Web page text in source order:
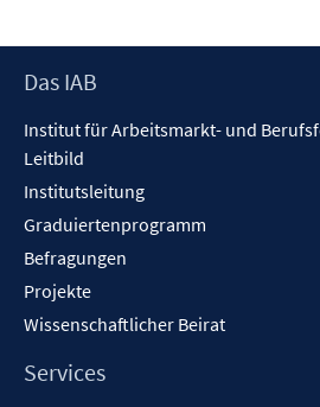
Footer
Das IAB
Institut für Arbeitsmarkt- und
Leitbild
Institutsleitung
Graduiertenprogramm
Befragungen
Projekte
Wissenschaftlicher Beirat
Services